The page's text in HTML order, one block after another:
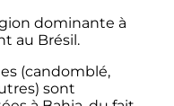
dominante à
au Brésil.
(candomblé,
sont